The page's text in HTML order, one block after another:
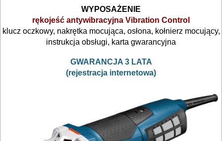
PROXXON
przecinarki
budowlane
heble
WYPOSAŻENIE
rękojeść antywibracyjna Vibration Control
klucz oczkowy, nakrętka mocująca, osłona, kołnierz mocujący,
instrukcja obsługi, karta gwarancyjna
GWARANCJA 3 LATA
(rejestracja internetowa)